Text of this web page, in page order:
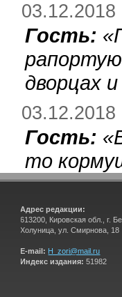
03.12.2018
Гость: «
дворцах
03.12.2018
Гость: «
то
Адрес редакции:
613200, Кировская обл., г.
Холуница, ул. Смирнова, 18
E-mail: H_zori@mail.ru
Индекс издания: 51982